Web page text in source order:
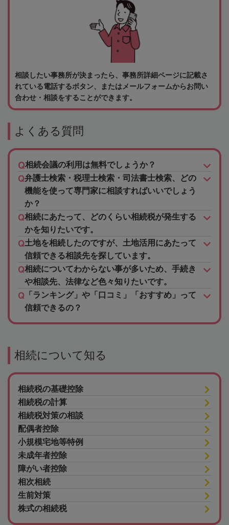
相談したい事務所が決まったら、事務所詳細ページに記載さ
れている電話するボタン、またはメールフォームからお問い
合わせ・相談をすることができます。
よくある質問
相続会議の利用は無料でしょうか？
弁護士検索・税理士検索・司法書士検索、どの
機能を使って専門家に相談すればいいでしょう
か？
相続にあたって、どのくらい相続税が発生する
かを知りたいです。
土地を相続したのですが、土地活用にあたって
信頼できる相談先を探しています。
相続についてわからない事が多いため、手続き
や相談先、法律など色々知りたいです。
「ランキング」や「口コミ」「おすすめ」って
信頼できるの？
相続について知る
相続税の基礎控除
相続税の計算
相続税対策の相談
配偶者控除
小規模宅地等特例
未成年者控除
障がい者控除
相次相続
生前対策
株式の相続税